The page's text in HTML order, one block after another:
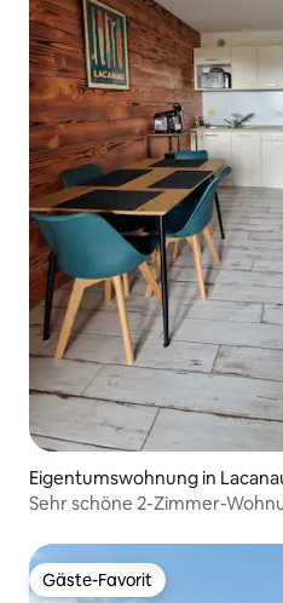
Eigentumswohnung in
Sehr schöne 2-Zimmer-
Gäste-Favorit
Gäste-Favorit